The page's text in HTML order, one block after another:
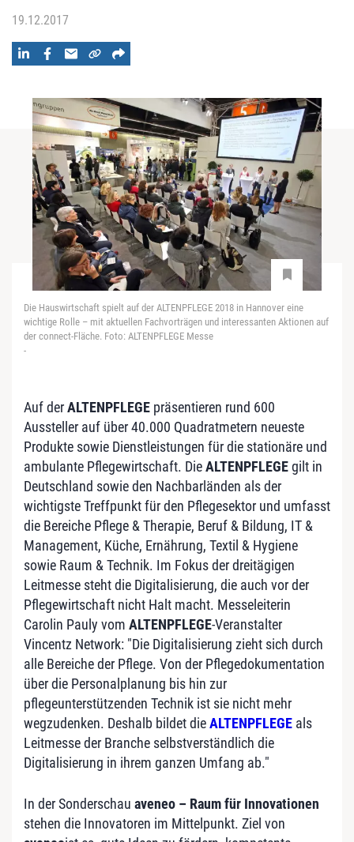
19.12.2017
Die Hauswirtschaft spielt auf der ALTENPFLEGE 2018 in Hannover eine
wichtige Rolle – mit aktuellen Fachvorträgen und interessanten Aktionen auf
der connect-Fläche. Foto: ALTENPFLEGE Messe
-
Auf derALTENPFLEGE präsentieren rund 600
Aussteller auf über 40.000 Quadratmetern neueste
Produkte sowie Dienstleistungen für die stationäre und
ambulante Pflegewirtschaft. DieALTENPFLEGEgilt in
Deutschland sowie den Nachbarländen als der
wichtigste Treffpunkt für den Pflegesektor und umfasst
die Bereiche Pflege & Therapie, Beruf & Bildung, IT &
Management, Küche, Ernährung, Textil & Hygiene
sowie Raum & Technik. Im Fokus der dreitägigen
Leitmesse steht die Digitalisierung, die auch vor der
Pflegewirtschaft nicht Halt macht. Messeleiterin
Carolin Pauly vom ALTENPFLEGE-Veranstalter
Vincentz Network: "Die Digitalisierung zieht sich durch
alle Bereiche der Pflege. Von der Pflegedokumentation
über die Personalplanung bis hin zur
pflegeunterstützenden Technik ist sie nicht mehr
wegzudenken. Deshalb bildet dieALTENPFLEGE als
Leitmesse der Branche selbstverständlich die
Digitalisierung in ihrem ganzen Umfang ab."
In der Sonderschau aveneo – Raum für Innovationen
stehen die Innovatoren im Mittelpunkt. Ziel von